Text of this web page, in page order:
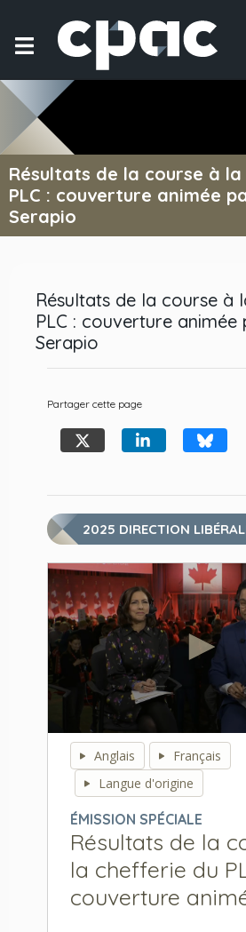
Résultats de la course à
PLC : couverture animée
Serapio
Résultats de la course à
PLC : couverture animée
Serapio
Partager cette page
2025 DIRECTION
seconds
seconds
Anglais
Français
Langue d'origine
ÉMISSION SPÉCIALE
Résultats de la
la chefferie du
couverture